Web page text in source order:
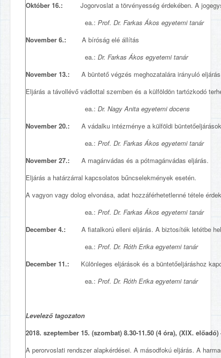
Október 16.: Jogorvoslat a törvényesség érdekében. A
ea.: Prof. Dr. Farkas Ákos egyetemi tanár
November 6.: A bíróság elé állítás
ea.: Dr. Farkas Ákos egyetemi tanár
November 13.: A büntető végzés meghozatalára irányuló
Eljárás a távollévő vádlottal szemben és a külföldön tartózkodó
ea.: Dr. Nagy Anita egyetemi docens
November 20.: A vádalku intézménye a külföldi
ea.: Prof. Dr. Farkas Ákos egyetemi tanár
November 27.: A magánvádas és a pótmagánvádas eljárás.
Eljárás a határzárral kapcsolatos bűncselekmények esetén.
A vagyon vagy dolog elvonása, adat hozzáférhetetlenné tétele
ea.: Prof. Dr. Farkas Ákos egyetemi tanár
December 4.: A fiatalkorú elleni eljárás. A biztosíték letétbe
ea.: Prof. Dr. Róth Erika egyetemi tanár
December 11.: Különleges eljárások és a büntetőeljáráshoz
ea.: Prof. Dr. Róth Erika egyetemi tanár
Levelező tagozaton
2018. szeptember 15. (szombat) 8.30-11.50 (4 óra), (XIX.
A perorvoslati rendszer alapkérdései. A másodfokú eljárás. A